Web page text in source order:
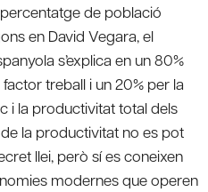
de població
en David Vegara, el
s’explica en un 80%
treball i un 20% per la
i la productivitat total dels
la productivitat no es pot
llei, però sí es coneixen
modernes que operen